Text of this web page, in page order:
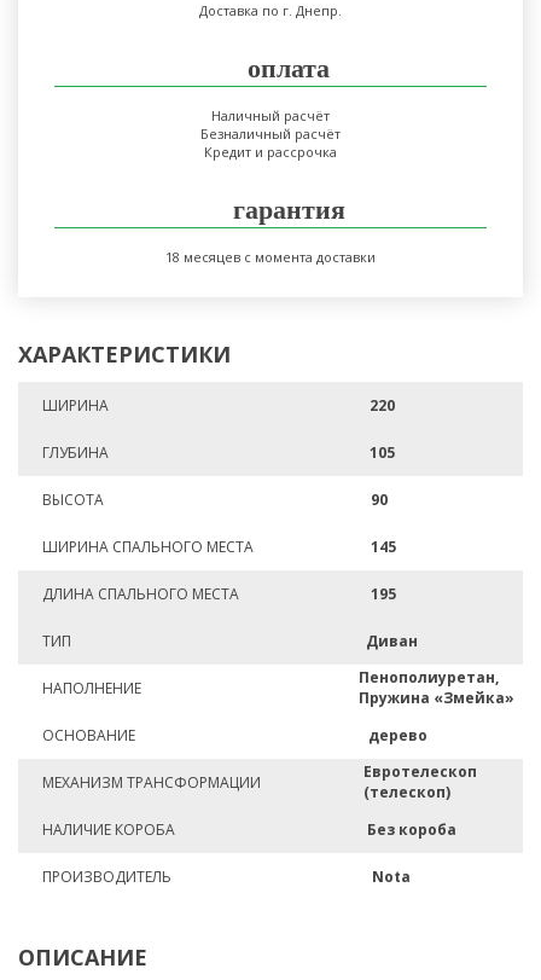
Доставка по г. Днепр.
оплата
Наличный расчёт
Безналичный расчёт
Кредит и рассрочка
гарантия
18 месяцев с момента доставки
ХАРАКТЕРИСТИКИ
ШИРИНА 220
ГЛУБИНА 105
ВЫСОТА 90
ШИРИНА СПАЛЬНОГО МЕСТА 145
ДЛИНА СПАЛЬНОГО МЕСТА 195
ТИП Диван
НАПОЛНЕНИЕ
Пенополиуретан,
Пружина «Змейка»
ОСНОВАНИЕ
дерево
МЕХАНИЗМ ТРАНСФОРМАЦИИ
Евротелескоп
(телескоп)
НАЛИЧИЕ КОРОБА
Без короба
ПРОИЗВОДИТЕЛЬ Nota
ОПИСАНИЕ